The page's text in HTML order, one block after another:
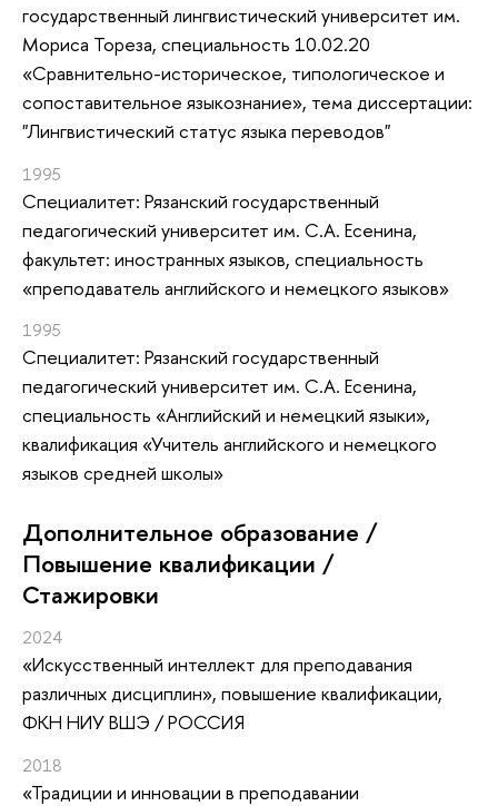
государственный лингвистический университет им.
Мориса Тореза, специальность 10.02.20
«Сравнительно-историческое, типологическое и
сопоставительное языкознание», тема диссертации:
"Лингвистический статус языка переводов"
1995
Специалитет: Рязанский государственный
педагогический университет им. С.А. Есенина,
факультет: иностранных языков, специальность
«преподаватель английского и немецкого языков»
1995
Специалитет: Рязанский государственный
педагогический университет им. С.А. Есенина,
специальность «Английский и немецкий языки»,
квалификация «Учитель английского и немецкого
языков средней школы»
Дополнительное образование /
Повышение квалификации /
Стажировки
2024
«Искусственный интеллект для преподавания
различных дисциплин», повышение квалификации,
ФКН НИУ ВШЭ / РОССИЯ
2018
«Традиции и инновации в преподавании